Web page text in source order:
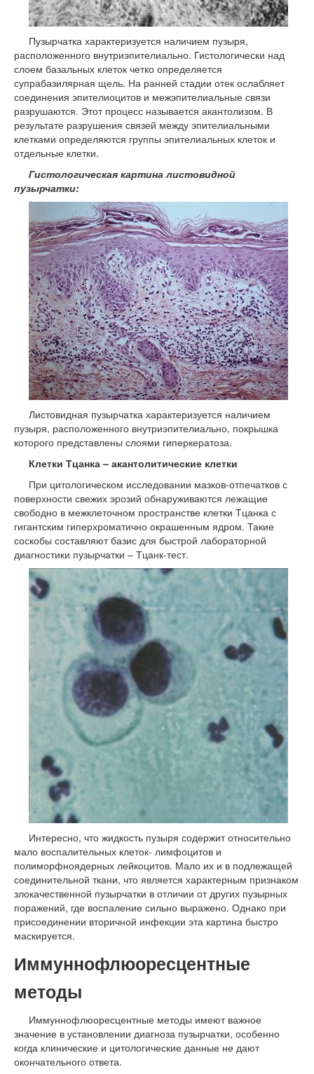
Пузырчатка характеризуется наличием пузыря,
расположенного внутриэпителиально. Гистологически над
слоем базальных клеток четко определяется
супрабазилярная щель. На ранней стадии отек ослабляет
соединения эпителиоцитов и межэпителиальные связи
разрушаются. Этот процесс называется акантолизом. В
результате разрушения связей между эпителиальными
клетками определяются группы эпителиальных клеток и
отдельные клетки.
Гистологическая картина листовидной
пузырчатки:
Листовидная пузырчатка характеризуется наличием
пузыря, расположенного внутриэпителиально, покрышка
которого представлены слоями гиперкератоза.
Клетки Тцанка – акантолитические клетки
При цитологическом исследовании мазков-отпечатков с
поверхности свежих эрозий обнаруживаются лежащие
свободно в межклеточном пространстве клетки Тцанка с
гигантским гиперхроматично окрашенным ядром. Такие
соскобы составляют базис для быстрой лабораторной
диагностики пузырчатки – Тцанк-тест.
Интересно, что жидкость пузыря содержит относительно
мало воспалительных клеток- лимфоцитов и
полиморфноядерных лейкоцитов. Мало их и в подлежащей
соединительной ткани, что является характерным признаком
злокачественной пузырчатки в отличии от других пузырных
поражений, где воспаление сильно выражено. Однако при
присоединении вторичной инфекции эта картина быстро
маскируется.
Иммуннофлюоресцентные
методы
Иммуннофлюоресцентные методы имеют важное
значение в установлении диагноза пузырчатки, особенно
когда клинические и цитологические данные не дают
окончательного ответа.